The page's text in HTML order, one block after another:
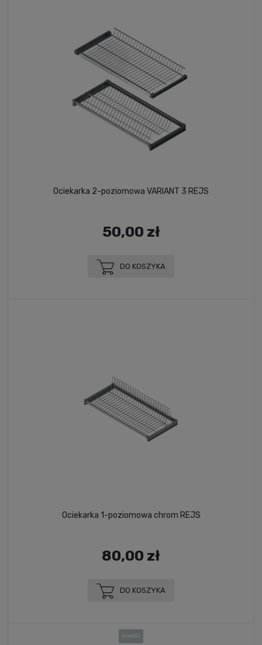
Ociekarka 2-poziomowa VARIANT 3 REJS
50,00 zł
DO KOSZYKA
Ociekarka 1-poziomowa chrom REJS
80,00 zł
DO KOSZYKA
NOWOŚĆ